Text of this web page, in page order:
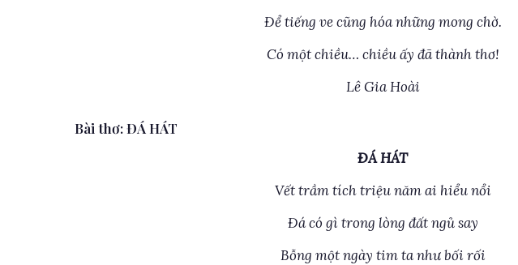
Để tiếng ve cũng hóa những mong chờ.
Có một chiều… chiều ấy đã thành thơ!
Lê Gia Hoài
Bài thơ: ĐÁ HÁT
ĐÁ HÁT
Vết trầm tích triệu năm ai hiểu nổi
Đá có gì trong lòng đất ngủ say
Bỗng một ngày tim ta như bối rối